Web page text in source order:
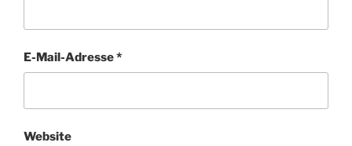
E-Mail-Adresse*
Website